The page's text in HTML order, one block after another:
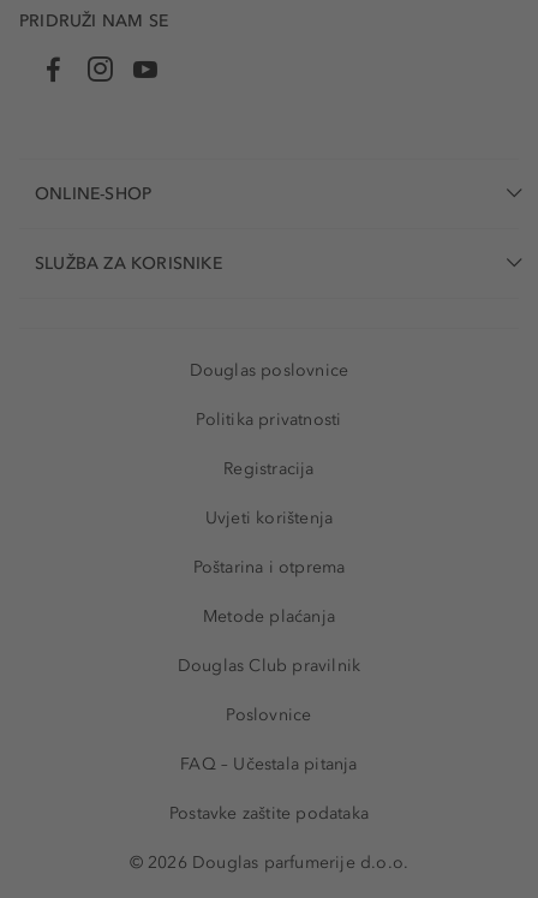
PRIDRUŽI NAM SE
ONLINE-SHOP
SLUŽBA ZA KORISNIKE
Douglas poslovnice
Politika privatnosti
Registracija
Uvjeti korištenja
Poštarina i otprema
Metode plaćanja
Douglas Club pravilnik
Poslovnice
FAQ – Učestala pitanja
Postavke zaštite podataka
© 2026 Douglas parfumerije d.o.o.